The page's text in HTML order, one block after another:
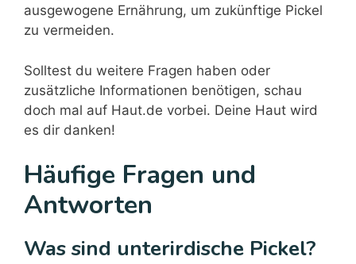
ausgewogene Ernährung, um zukünftige Pickel
zu vermeiden.
Solltest du weitere Fragen haben oder
zusätzliche Informationen benötigen, schau
doch mal auf Haut.de vorbei. Deine Haut wird
es dir danken!
Häufige Fragen und
Antworten
Was sind unterirdische Pickel?